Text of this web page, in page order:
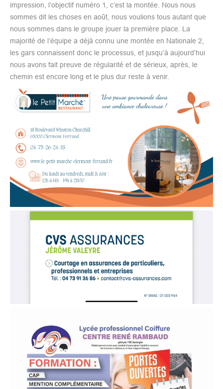
impression, l’objectif numéro 1, c’est la montée. Nous nous
sommes dit les choses en août, nous voulions tous autant que
nous sommes dans le groupe jouer la première place. La
majorité de l’équipe a déjà connu une montée en Nationale 2,
les gars connaissent donc le processus, et jusqu’à aujourd’hui
nous avons fait preuve de régularité et de sérieux, après, le
chemin est encore long et le plus dur reste à venir.